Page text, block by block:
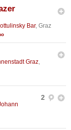
Bar, Graz
Graz
2